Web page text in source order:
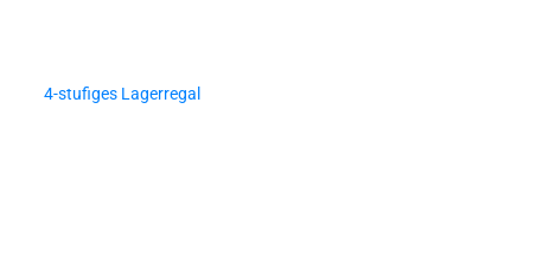
4-stufiges Lagerregal